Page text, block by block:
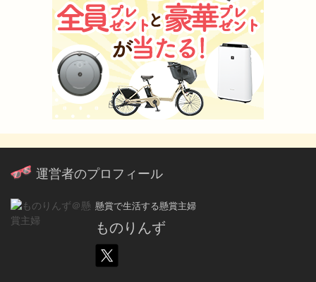
運営者のプロフィール
懸賞で生活する懸賞主婦
ものりんず